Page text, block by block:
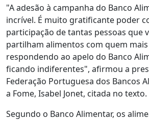
"A adesão à campanha do Banco
incrível. É muito gratificante poder
participação de tantas pessoas que
partilham alimentos com quem
respondendo ao apelo do Banco
ficando indiferentes", afirmou a
Federação Portuguesa dos Bancos
a Fome, Isabel Jonet, citada no texto.
Segundo o Banco Alimentar, os